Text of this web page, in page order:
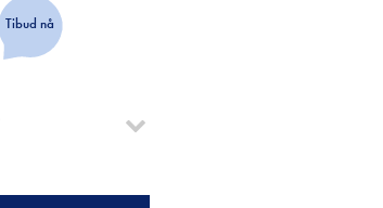
Tibud nå